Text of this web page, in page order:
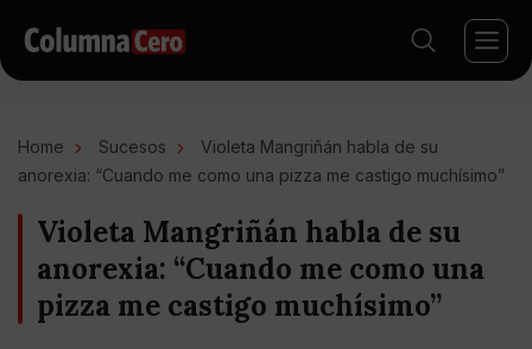
Home Sucesos
Violeta Mangriñán habla de su
anorexia: “Cuando me como una pizza me castigo muchísimo”
Violeta Mangriñán habla de su
anorexia: “Cuando me como una
pizza me castigo muchísimo”